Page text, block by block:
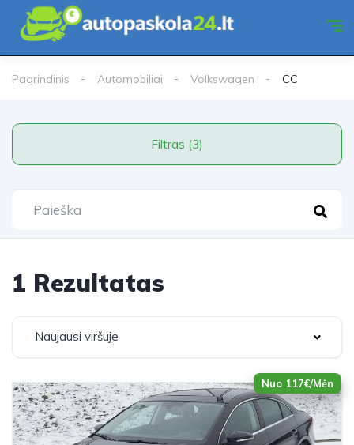
Pagrindinis Automobiliai Volkswagen CC
Filtras (3)
1 Rezultatas
Naujausi viršuje
Nuo 117€/Mėn